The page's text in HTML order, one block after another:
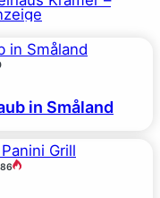
in Småland